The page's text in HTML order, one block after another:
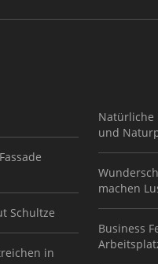
Schultze
in
Natürliche
und
machen
Business